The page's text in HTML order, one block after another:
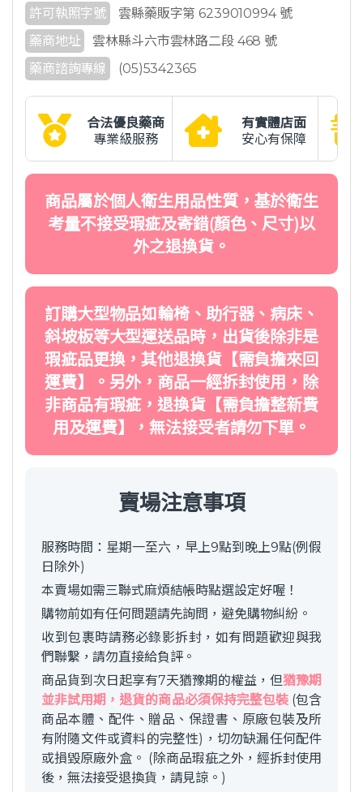
許可執照字號
雲縣藥販字第 6239010994 號
藥商地址
雲林縣斗六市雲林路二段 468 號
藥商諮詢專線
(05)5342365
合法優良藥商
專業級服務
有實體店面
安心有保障
商品屬於個人衛生用品性質，基於衛生
考量不接受瑕疵及寄錯(顏色、尺寸)以
外之退換貨。
訂購大型物品如輪椅、助行器、病床、
斜坡板等大型運送品時，出貨後除非是
瑕疵品更換，其他退換貨【需負擔來回
運費】。另外，商品一經拆封使用，除
非商品有瑕疵，退換貨【需負擔整新費
用及運費】，無法接受者請勿下單。
賣場注意事項
服務時間：星期一至六，早上9點到晚上9點(例假
日除外)
本賣場如需三聯式麻煩結帳時點選設定好喔！
購物前如有任何問題請先詢問，避免購物糾紛。
收到包裹時請務必錄影拆封，如有問題歡迎與我
們聯繫，請勿直接給負評。
商品貨到次日起享有7天猶豫期的權益，但猶豫期
並非試用期，退貨的商品必須保持完整包裝(包含
商品本體、配件、贈品、保證書、原廠包裝及所
有附隨文件或資料的完整性)，切勿缺漏任何配件
或損毀原廠外盒。 (除商品瑕疵之外，經拆封使用
後，無法接受退換貨，請見諒。)